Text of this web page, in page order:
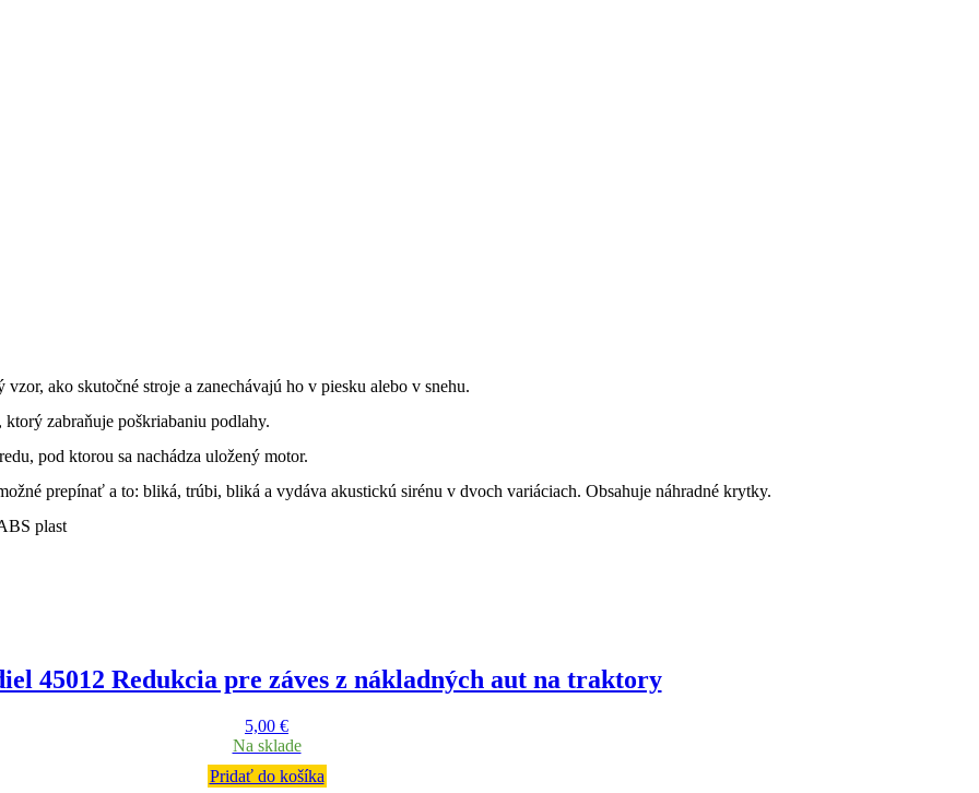
ako skutočné stroje a zanechávajú ho v piesku alebo v snehu.
zabraňuje poškriabaniu podlahy.
pod ktorou sa nachádza uložený motor.
prepínať a to: bliká, trúbi, bliká a vydáva akustickú sirénu v dvoch variáciach. Obsahuje náhradné krytky.
plast
45012 Redukcia pre záves z nákladných aut na traktory
5,00 €
Na sklade
Pridať do košíka